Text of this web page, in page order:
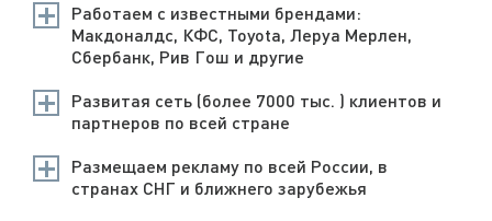
Работаем с известными брендами:
Макдоналдс, КФС, Toyota, Леруа Мерлен,
Сбербанк, Рив Гош и другие
Развитая сеть (более 7000 тыс. ) клиентов и
партнеров по всей стране
Размещаем рекламу по всей России, в
странах СНГ и ближнего зарубежья